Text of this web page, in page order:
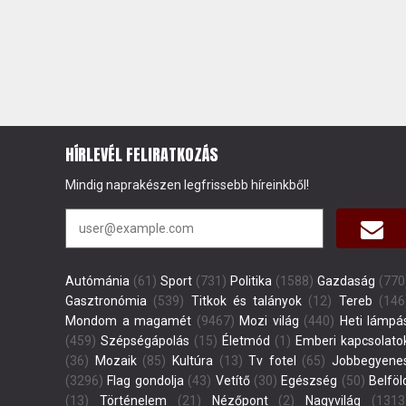
HÍRLEVÉL FELIRATKOZÁS
Mindig naprakészen legfrissebb híreinkből!
Autómánia (61) Sport (731) Politika (1588) Gazdaság
Gasztronómia (539) Titkok és talányok (12) Tereb
Mondom a magamét (9467) Mozi világ (440) Heti
(459) Szépségápolás (15) Életmód (1) Emberi
(36)
Mozaik(85) Kultúra (13) Tv fotel (65)
(3296) Flag gondolja (43) Vetítő(30) Egészség (50)
(13)
Történelem (21) Nézőpont(2) Nagyvilág